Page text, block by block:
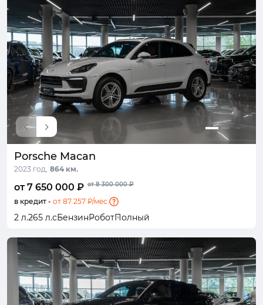
Porsche Macan
2023 год, 864 км.
от 7 650 000 ₽ от 8 300 000 ₽
в кредит - от 87 257 ₽/мес.
2 л.265 л.сБензинРоботПолный